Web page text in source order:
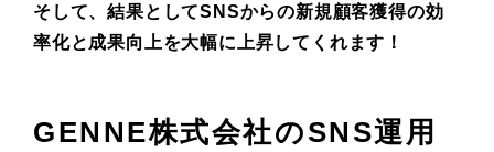
そして、結果としてSNSからの新規顧客獲得の効
率化と成果向上を大幅に上昇してくれます！
GENNE株式会社のSNS運用